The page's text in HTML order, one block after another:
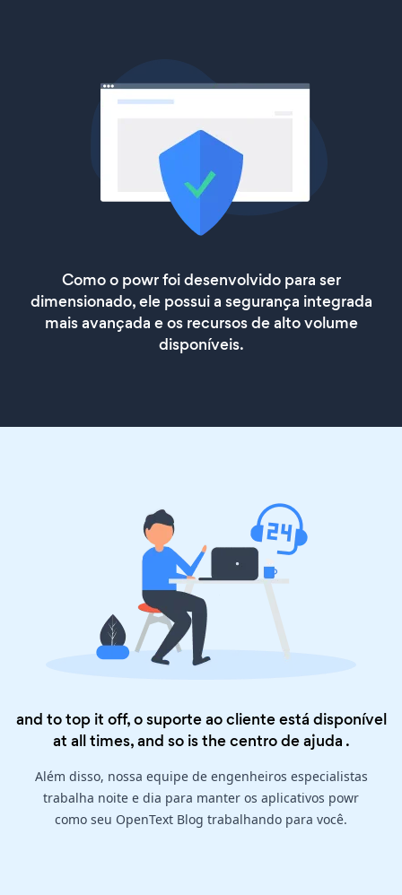
Como o powr foi desenvolvido para ser
dimensionado, ele possui a segurança integrada
mais avançada e os recursos de alto volume
disponíveis.
and to top it off, o suporte ao cliente está disponível
at all times, and so is thecentro de ajuda .
Além disso, nossa equipe de engenheiros especialistas
trabalha noite e dia para manter os aplicativos powr
como seu OpenText Blog trabalhando para você.